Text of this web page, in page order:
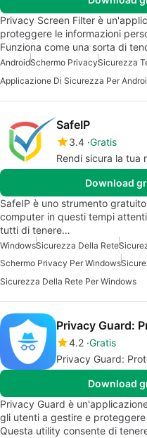
Privacy Screen Filter è
proteggere le informazioni
Funziona come una sorta di
AndroidSchermo PrivacySicurezza
Applicazione Di Sicurezza Per
SafeIP
3.4 Gratis
Rendi sicura la tua
Download
SafeIP è uno strumento
computer in questi tempi
tutti di tenere…
WindowsSicurezza Della Rete
Schermo Privacy Per Windows
Sicurezza Della Rete Per Windows
Privacy Guard:
4.2 Gratis
Privacy Guard:
Download
Privacy Guard è
gli utenti a gestire e
Questa utility consente di